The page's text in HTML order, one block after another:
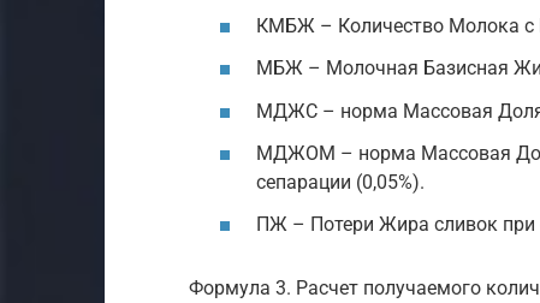
КМБЖ – Количество Молока с
МБЖ – Молочная Базисная
МДЖС – норма Массовая
МДЖОМ – норма Массовая
сепарации (0,05%).
ПЖ – Потери Жира сливок при
Формула 3. Расчет получаемого